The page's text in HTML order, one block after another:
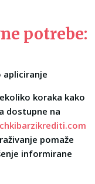
potrebe:
apliciranje
koraka kako
dostupne na
pomaže
informirane